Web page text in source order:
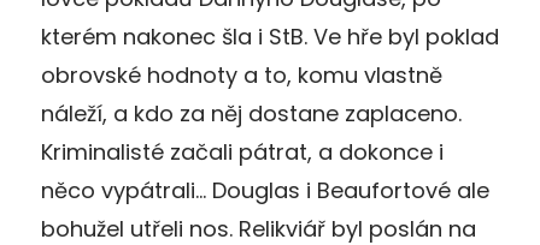
kterém nakonec šla i StB. Ve hře byl poklad
obrovské hodnoty a to, komu vlastně
náleží, a kdo za něj dostane zaplaceno.
Kriminalisté začali pátrat, a dokonce i
něco vypátrali… Douglas i Beaufortové ale
bohužel utřeli nos. Relikviář byl poslán na